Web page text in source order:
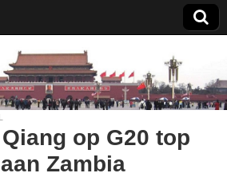
op G20 top
Zambia